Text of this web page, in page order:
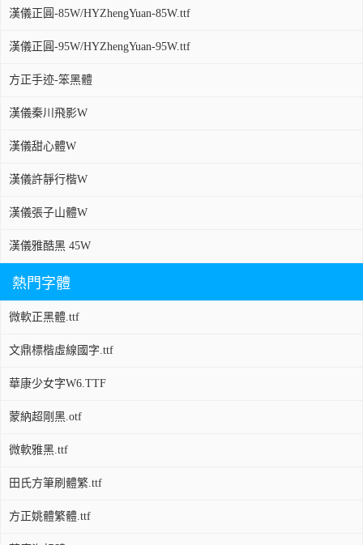
漢儀正圓-85W/HYZhengYuan-85W.ttf
漢儀正圓-95W/HYZhengYuan-95W.ttf
方正手迹-笨黑體
漢儀秦川飛影W
漢儀甜心體W
漢儀許靜行楷W
漢儀張子山體W
漢儀雅酷黑 45W
熱門字體
微軟正黑體.ttf
文鼎標楷虛線國字.ttf
華康少女字W6.TTF
蒙納超剛黑.otf
微軟雅黑.ttf
田氏方筆刷體繁.ttf
方正姚體繁體.ttf